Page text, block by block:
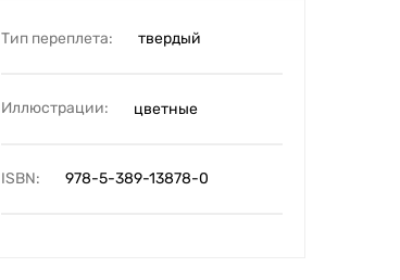
Тип переплета: твердый
Иллюстрации: цветные
ISBN: 978-5-389-13878-0